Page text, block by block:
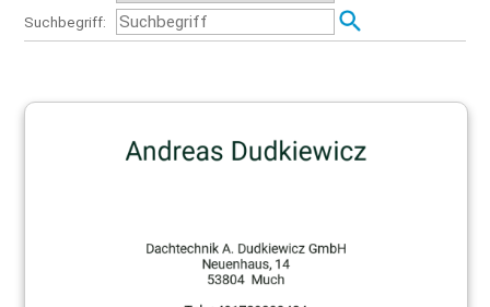
Suchbegriff: